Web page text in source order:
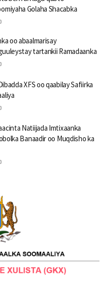
Golaha Shacabka
oo abaalmarisay
tartankii Ramadaanka
XFS oo qaabilay Safiirka
Natiijada Imtixaanka
Banaadir oo Muqdisho ka